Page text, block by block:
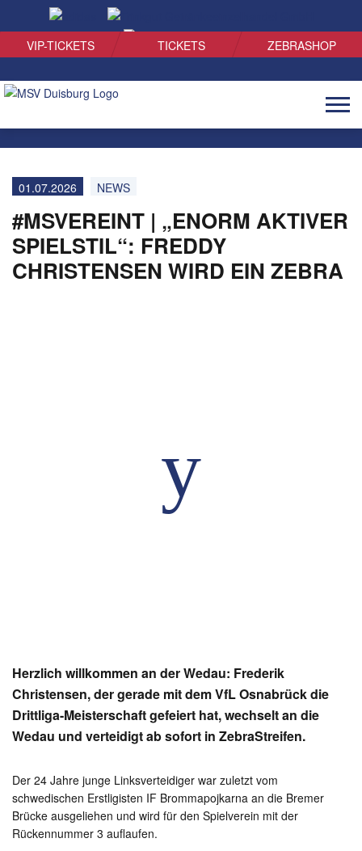
VIP-TICKETS TICKETS ZEBRASHOP
01.07.2026 NEWS
#MSVEREINT | „ENORM AKTIVER
SPIELSTIL“: FREDDY
CHRISTENSEN WIRD EIN ZEBRA
Herzlich willkommen an der Wedau: Frederik
Christensen, der gerade mit dem VfL Osnabrück die
Drittliga-Meisterschaft gefeiert hat, wechselt an die
Wedau und verteidigt ab sofort in ZebraStreifen.
Der 24 Jahre junge Linksverteidiger war zuletzt vom
schwedischen Erstligisten IF Brommapojkarna an die Bremer
Brücke ausgeliehen und wird für den Spielverein mit der
Rückennummer 3 auflaufen.